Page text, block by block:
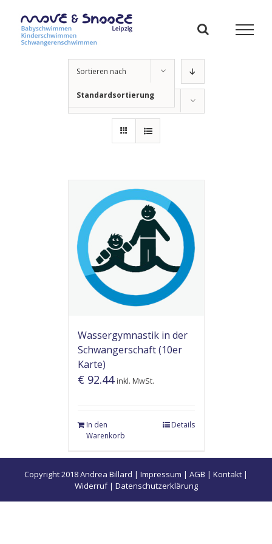
Inhalt
springen
Sortieren nach
Standardsortierung
Zeige12 Veranstaltunge
Wassergymnastik in der
Schwangerschaft (10er
Karte)
€ 92.44 inkl. MwSt.
In den
Warenkorb
Details
Copyright 2018 Andrea Billard | Impressum | AGB | Kontakt |
Widerruf| Datenschutzerklärung